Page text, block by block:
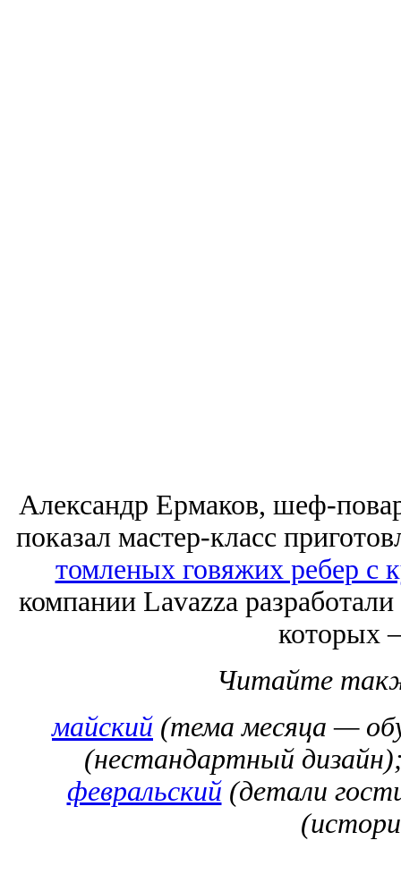
Александр Ермаков, шеф-
показал мастер-класс
томленых говяжих ребер с
компании Lavazza разработали
которых
Читайте
майский (тема месяца —
(нестандартный
февральский(детали